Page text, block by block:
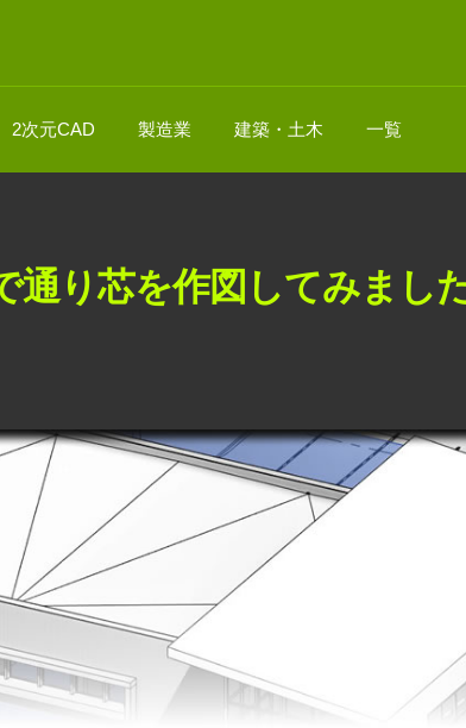
2次元CAD 製造業 建築・土木 一覧
り芯を作図してみまし